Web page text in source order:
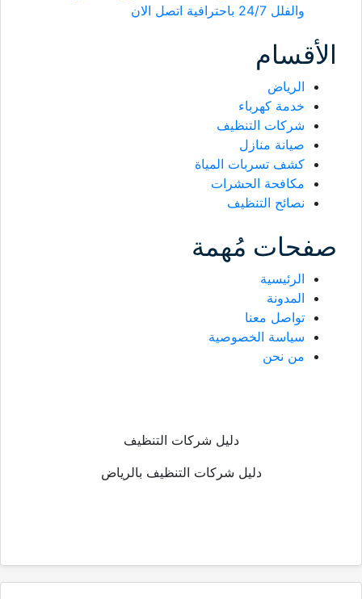
والفلل 24/7 باحترافية اتصل الان
الأقسام
الرياض
خدمة كهرباء
شركات التنظيف
صيانة منازل
كشف تسربات المياة
مكافحة الحشرات
نصائح التنظيف
صفحات مُهمة
الرئيسية
المدونة
تواصل معنا
سياسة الخصوصية
من نحن
دليل شركات التنظيف
دليل شركات التنظيف بالرياض